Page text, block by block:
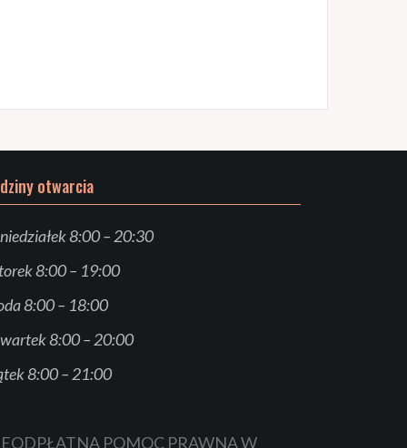
otwarcia
8:00 – 20:30
8:00 – 19:00
8:00 – 18:00
8:00 – 20:00
8:00 – 21:00
POMOC PRAWNA W